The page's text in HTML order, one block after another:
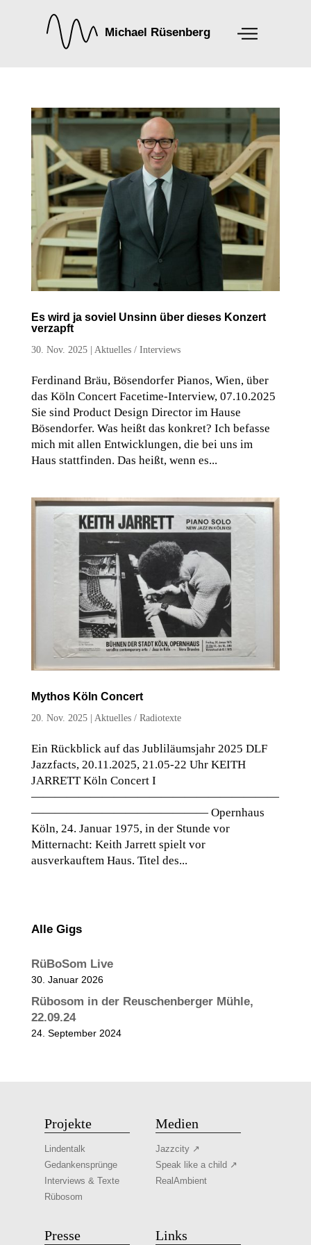
Es wird ja soviel Unsinn über dieses Konzert
verzapft
30. Nov. 2025| Aktuelles/ Interviews
Ferdinand Bräu, Bösendorfer Pianos, Wien, über
das Köln Concert Facetime-Interview, 07.10.2025
Sie sind Product Design Director im Hause
Bösendorfer. Was heißt das konkret? Ich befasse
mich mit allen Entwicklungen, die bei uns im
Haus stattfinden. Das heißt, wenn es...
Mythos Köln Concert
20. Nov. 2025| Aktuelles/ Radiotexte
Ein Rückblick auf das Jubliläumsjahr 2025 DLF
Jazzfacts, 20.11.2025, 21.05-22 Uhr KEITH
JARRETT Köln Concert I
—————————————————————
——————————————— Opernhaus
Köln, 24. Januar 1975, in der Stunde vor
Mitternacht: Keith Jarrett spielt vor
ausverkauftem Haus. Titel des...
Alle Gigs
RüBoSom Live
30. Januar 2026
Rübosom in der Reuschenberger Mühle,
22.09.24
24. September 2024
Projekte
Lindentalk
Gedankensprünge
Interviews & Texte
Rübosom
Medien
Jazzcity ↗
Speak like a child ↗
RealAmbient
Presse Links